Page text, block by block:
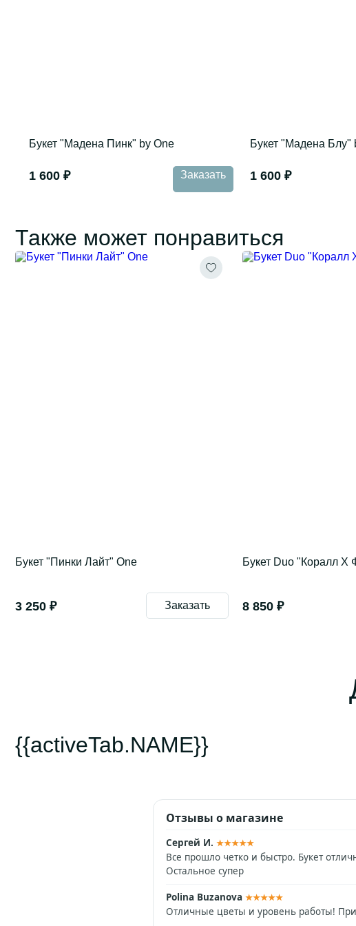
Букет "Мадена Пинк" by One
1 600 ₽ Заказать
Букет "Мадена Блу"
1 600 ₽
Также может понравиться
Букет "Пинки Лайт" One
3 250 ₽ Заказать
Букет Duo "Коралл Х
8 850 ₽
{{activeTab.NAME}}
Отзывы о магазине
Сергей И. ★★★★★
Все прошло четко и быстро. Букет
Остальное супер
Polina Buzanova ★★★★★
Отличные цветы и уровень работы!